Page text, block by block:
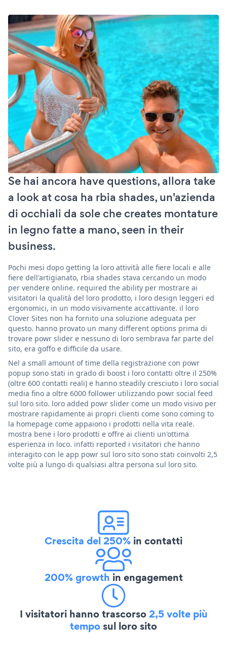
Se hai ancora have questions, allora take
a look at cosa ha rbia shades, un'azienda
di occhiali da sole che creates montature
in legno fatte a mano, seen in their
business.
Pochi mesi dopo getting la loro attività alle fiere locali e alle
fiere dell'artigianato, rbia shades stava cercando un modo
per vendere online. required the ability per mostrare ai
visitatori la qualità del loro prodotto, i loro design leggeri ed
ergonomici, in un modo visivamente accattivante. il loro
Clover Sites non ha fornito una soluzione adeguata per
questo. hanno provato un many different options prima di
trovare powr slider e nessuno di loro sembrava far parte del
sito, era goffo e difficile da usare.
Nel a small amount of time della registrazione con powr
popup sono stati in grado di boost i loro contatti oltre il 250%
(oltre 600 contatti reali) e hanno steadily cresciuto i loro social
media fino a oltre 6000 follower utilizzando powr social feed
sul loro sito. loro added powr slider come un modo visivo per
mostrare rapidamente ai propri clienti come sono coming to
la homepage come appaiono i prodotti nella vita reale.
mostra bene i loro prodotti e offre ai clienti un'ottima
esperienza in loco. infatti reported i visitatori che hanno
interagito con le app powr sul loro sito sono stati coinvolti 2,5
volte più a lungo di qualsiasi altra persona sul loro sito.
Crescita del 250% in contatti
200% growth in engagement
I visitatori hanno trascorso2,5 volte più
temposul loro sito